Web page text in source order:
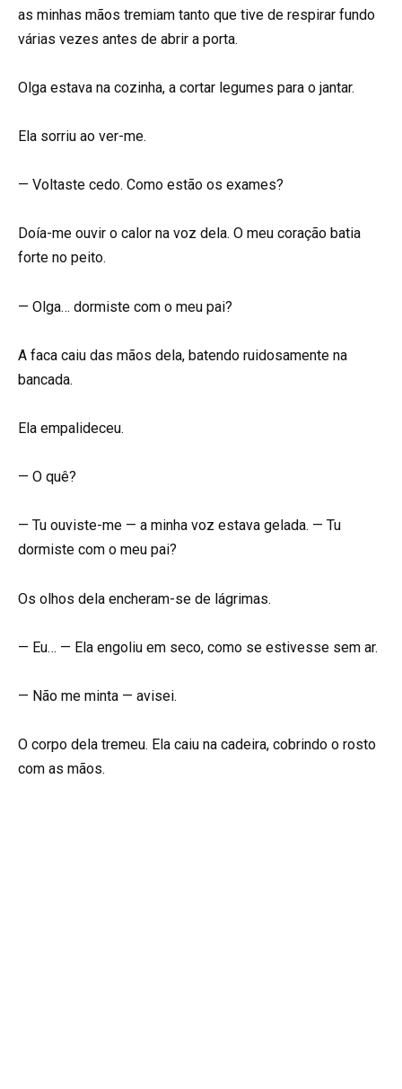
as minhas mãos tremiam tanto que tive de respirar fundo
várias vezes antes de abrir a porta.
Olga estava na cozinha, a cortar legumes para o jantar.
Ela sorriu ao ver-me.
— Voltaste cedo. Como estão os exames?
Doía-me ouvir o calor na voz dela. O meu coração batia
forte no peito.
— Olga… dormiste com o meu pai?
A faca caiu das mãos dela, batendo ruidosamente na
bancada.
Ela empalideceu.
— O quê?
— Tu ouviste-me — a minha voz estava gelada. — Tu
dormiste com o meu pai?
Os olhos dela encheram-se de lágrimas.
— Eu… — Ela engoliu em seco, como se estivesse sem ar.
— Não me minta — avisei.
O corpo dela tremeu. Ela caiu na cadeira, cobrindo o rosto
com as mãos.